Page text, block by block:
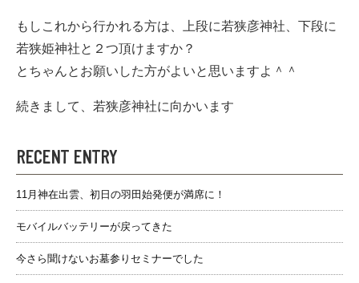
もしこれから行かれる方は、上段に若狭彦神社、下段に
若狭姫神社と２つ頂けますか？
とちゃんとお願いした方がよいと思いますよ＾＾
続きまして、若狭彦神社に向かいます
RECENT ENTRY
11月神在出雲、初日の羽田始発便が満席に！
モバイルバッテリーが戻ってきた
今さら聞けないお墓参りセミナーでした